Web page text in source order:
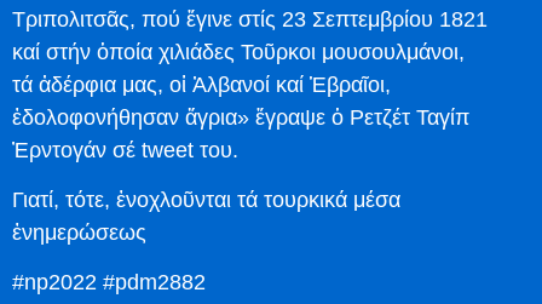
Τριπολιτσᾶς, πού ἔγινε στίς 23 Σεπτεμβρίου 1821
καί στήν ὁποία χιλιάδες Τοῦρκοι μουσουλμάνοι,
τά ἀδέρφια μας, οἱ Ἀλβανοί καί Ἑβραῖοι,
ἐδολοφονήθησαν ἄγρια» ἔγραψε ὁ Ρετζέτ Ταγίπ
Ἐρντογάν σέ tweet του.
Γιατί, τότε, ἐνοχλοῦνται τά τουρκικά μέσα
ἐνημερώσεως
#np2022 #pdm2882